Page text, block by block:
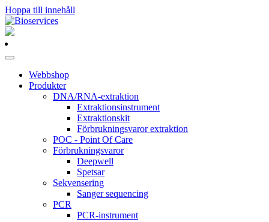
Hoppa till innehåll
Huvudnavigering
Webbshop
Produkter
DNA/RNA-extraktion
Extraktionsinstrument
Extraktionskit
Förbrukningsvaror extraktion
POC - Point Of Care
Förbrukningsvaror
Deepwell
Spetsar
Sekvensering
Sanger sequencing
PCR
PCR-instrument